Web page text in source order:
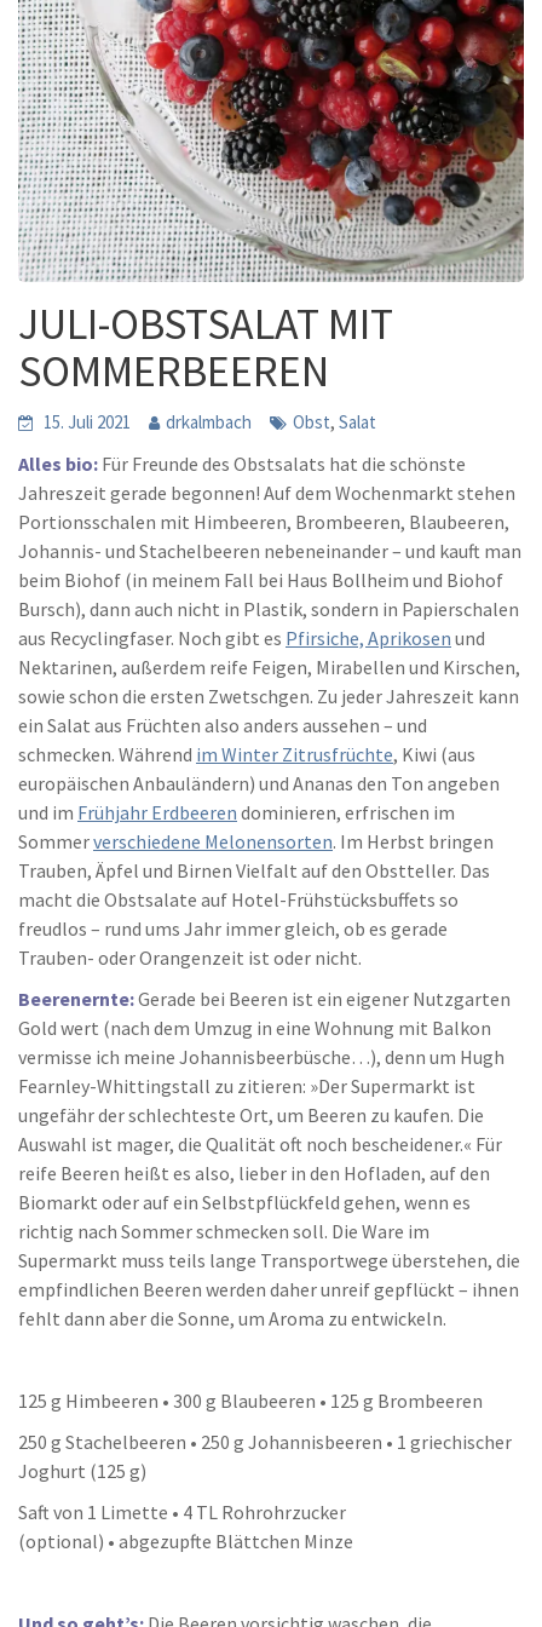
JULI-OBSTSALAT MIT
SOMMERBEEREN
15. Juli 2021 drkalmbach Obst, Salat
Alles bio: Für Freunde des Obstsalats hat die schönste
Jahreszeit gerade begonnen! Auf dem Wochenmarkt stehen
Portionsschalen mit Himbeeren, Brombeeren, Blaubeeren,
Johannis- und Stachelbeeren nebeneinander – und kauft man
beim Biohof (in meinem Fall bei Haus Bollheim und Biohof
Bursch), dann auch nicht in Plastik, sondern in Papierschalen
aus Recyclingfaser. Noch gibt es Pfirsiche, Aprikosen und
Nektarinen, außerdem reife Feigen, Mirabellen und Kirschen,
sowie schon die ersten Zwetschgen. Zu jeder Jahreszeit kann
ein Salat aus Früchten also anders aussehen – und
schmecken. Während im Winter Zitrusfrüchte, Kiwi (aus
europäischen Anbauländern) und Ananas den Ton angeben
und im Frühjahr Erdbeeren dominieren, erfrischen im
Sommerverschiedene Melonensorten. Im Herbst bringen
Trauben, Äpfel und Birnen Vielfalt auf den Obstteller. Das
macht die Obstsalate auf Hotel-Frühstücksbuffets so
freudlos – rund ums Jahr immer gleich, ob es gerade
Trauben- oder Orangenzeit ist oder nicht.
Beerenernte:Gerade bei Beeren ist ein eigener Nutzgarten
Gold wert (nach dem Umzug in eine Wohnung mit Balkon
vermisse ich meine Johannisbeerbüsche…), denn um Hugh
Fearnley-Whittingstall zu zitieren: »Der Supermarkt ist
ungefähr der schlechteste Ort, um Beeren zu kaufen. Die
Auswahl ist mager, die Qualität oft noch bescheidener.« Für
reife Beeren heißt es also, lieber in den Hofladen, auf den
Biomarkt oder auf ein Selbstpflückfeld gehen, wenn es
richtig nach Sommer schmecken soll. Die Ware im
Supermarkt muss teils lange Transportwege überstehen, die
empfindlichen Beeren werden daher unreif gepflückt – ihnen
fehlt dann aber die Sonne, um Aroma zu entwickeln.
125 g Himbeeren • 300 g Blaubeeren • 125 g Brombeeren
250 g Stachelbeeren • 250 g Johannisbeeren • 1 griechischer
Joghurt (125 g)
Saft von 1 Limette • 4 TL Rohrohrzucker
(optional) • abgezupfte Blättchen Minze